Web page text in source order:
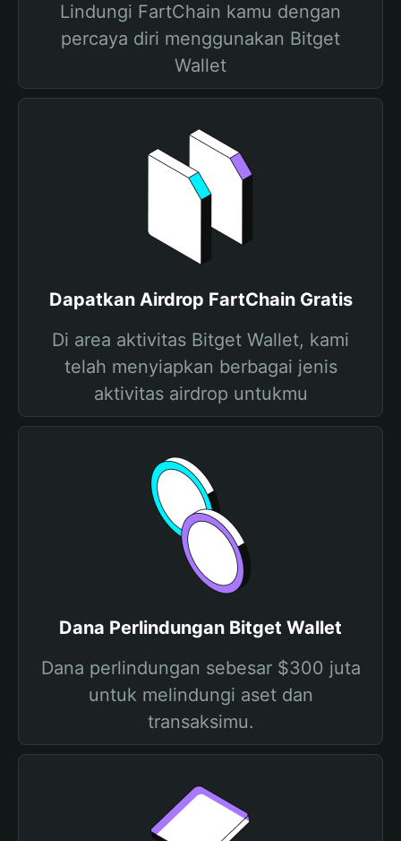
Lindungi FartChain kamu dengan
percaya diri menggunakan Bitget
Wallet
Dapatkan Airdrop FartChain Gratis
Di area aktivitas Bitget Wallet, kami
telah menyiapkan berbagai jenis
aktivitas airdrop untukmu
Dana Perlindungan Bitget Wallet
Dana perlindungan sebesar $300 juta
untuk melindungi aset dan
transaksimu.